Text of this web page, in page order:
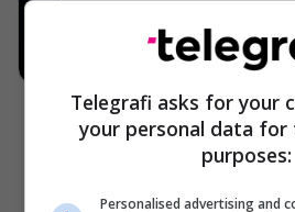
Telegrafi asks for your
your personal data
purposes:
Personalised advertising and